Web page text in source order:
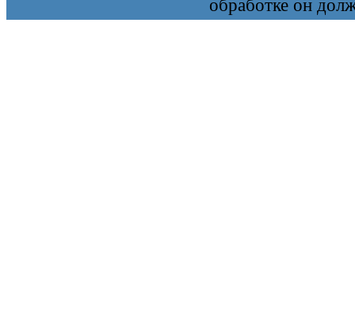
обработке он